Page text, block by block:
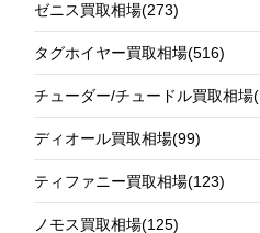
ゼニス買取相場(273)
タグホイヤー買取相場(516)
チューダー/チュードル買取相場
ディオール買取相場(99)
ティファニー買取相場(123)
ノモス買取相場(125)